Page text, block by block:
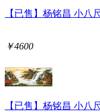
【已售】杨铭昌 小八
￥4600
【已售】杨铭昌 小八